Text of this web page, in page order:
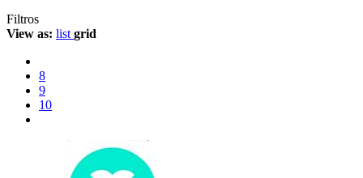
Filtros
View as: list grid
8
9
10